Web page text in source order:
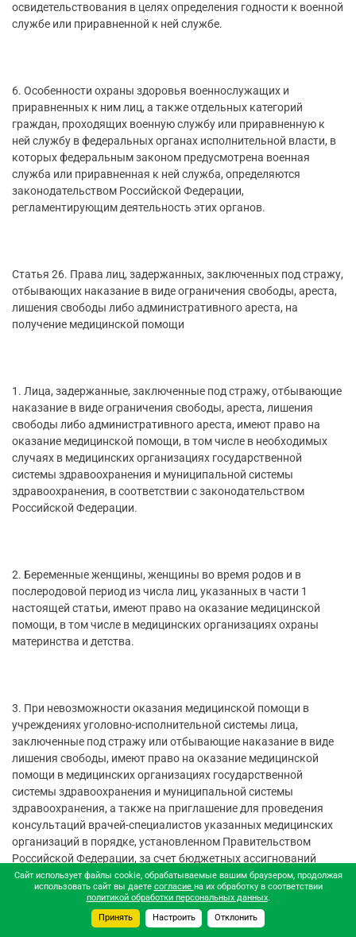
освидетельствования в целях определения годности к военной
службе или приравненной к ней службе.
6. Особенности охраны здоровья военнослужащих и
приравненных к ним лиц, а также отдельных категорий
граждан, проходящих военную службу или приравненную к
ней службу в федеральных органах исполнительной власти, в
которых федеральным законом предусмотрена военная
служба или приравненная к ней служба, определяются
законодательством Российской Федерации,
регламентирующим деятельность этих органов.
Статья 26. Права лиц, задержанных, заключенных под стражу,
отбывающих наказание в виде ограничения свободы, ареста,
лишения свободы либо административного ареста, на
получение медицинской помощи
1. Лица, задержанные, заключенные под стражу, отбывающие
наказание в виде ограничения свободы, ареста, лишения
свободы либо административного ареста, имеют право на
оказание медицинской помощи, в том числе в необходимых
случаях в медицинских организациях государственной
системы здравоохранения и муниципальной системы
здравоохранения, в соответствии с законодательством
Российской Федерации.
2. Беременные женщины, женщины во время родов и в
послеродовой период из числа лиц, указанных в части 1
настоящей статьи, имеют право на оказание медицинской
помощи, в том числе в медицинских организациях охраны
материнства и детства.
3. При невозможности оказания медицинской помощи в
учреждениях уголовно-исполнительной системы лица,
заключенные под стражу или отбывающие наказание в виде
лишения свободы, имеют право на оказание медицинской
помощи в медицинских организациях государственной
системы здравоохранения и муниципальной системы
здравоохранения, а также на приглашение для проведения
консультаций врачей-специалистов указанных медицинских
организаций в порядке, установленном Правительством
Российской Федерации, за счет бюджетных ассигнований
федерального бюджета, предусмотренных на эти цели
федеральному органу исполнительной власти,
осуществляющему правоприменительные функции, функции
по контролю и надзору в сфере исполнения уголовных
Сайт использует файлы cookie, обрабатываемые вашим браузером, продолжая
использовать сайт вы даете согласие на их обработку в соответствии
политикой обработки персональных данных.
Принять
Настроить Отклонить